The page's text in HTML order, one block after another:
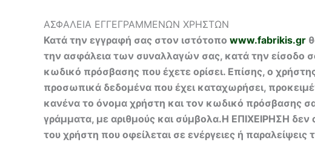
ΑΣΦΑΛΕΙΑ ΕΓΓΕΓΡΑΜΜΕΝΩΝ ΧΡΗΣΤΩΝ
Κατά την εγγραφή σας στον ιστότοπο www.fabrikis.gr
την ασφάλεια των συναλλαγών σας, κατά την είσοδο
κωδικό πρόσβασης που έχετε ορίσει. Επίσης, ο
προσωπικά δεδομένα που έχει καταχωρήσει,
κανένα το όνομα χρήστη και τον κωδικό πρόσβασης
γράμματα, με αριθμούς και σύμβολα.Η ΕΠΙΧΕΙΡΗΣΗ
του χρήστη που οφείλεται σε ενέργειες ή παραλείψεις